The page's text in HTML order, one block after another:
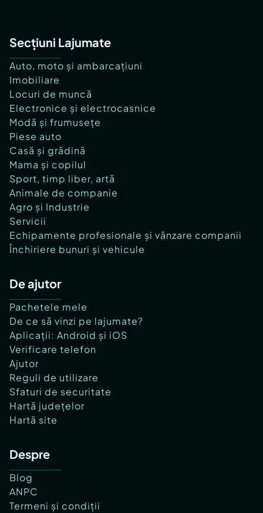
Secțiuni Lajumate
Auto, moto și ambarcațiuni
Imobiliare
Locuri de muncă
Electronice și electrocasnice
Modă și frumusețe
Piese auto
Casă și grădină
Mama și copilul
Sport, timp liber, artă
Animale de companie
Agro și Industrie
Servicii
Echipamente profesionale și vânzare companii
Închiriere bunuri și vehicule
De ajutor
Pachetele mele
De ce să vinzi pe lajumate?
Aplicații: Android și iOS
Verificare telefon
Ajutor
Reguli de utilizare
Sfaturi de securitate
Hartă județelor
Hartă site
Despre
Blog
ANPC
Termeni și condiții